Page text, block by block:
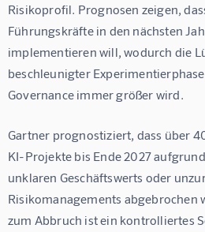
Risikoprofil. Prognosen zeigen,
Führungskräfte in den nächsten
implementieren will, wodurch die
beschleunigter
Governance immer größer wird.
Gartner prognostiziert, dass über
KI-Projekte bis Ende 2027
unklaren Geschäftswerts oder
Risikomanagements abgebrochen
zum Abbruch ist ein kontrolliertes